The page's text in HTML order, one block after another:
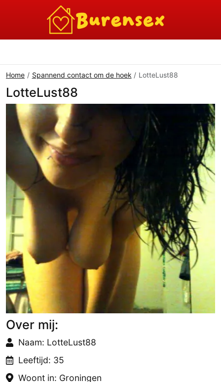
Home Spannend contact om de hoek LotteLust88
LotteLust88
Over mij:
Naam: LotteLust88
Leeftijd: 35
Woont in: Groningen